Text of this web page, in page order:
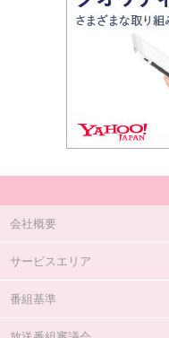
会社概要
サービスエリア
番組基準